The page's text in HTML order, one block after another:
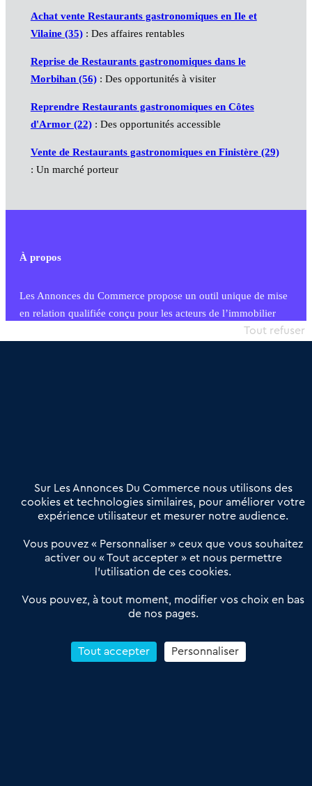
Achat vente Restaurants gastronomiques en Ile et
Vilaine (35): Des affaires rentables
Reprise de Restaurants gastronomiques dans le
Morbihan (56): Des opportunités à visiter
Reprendre Restaurants gastronomiques en Côtes
d'Armor (22): Des opportunités accessible
Vente de Restaurants gastronomiques en Finistère (29)
: Un marché porteur
À propos
Les Annonces du Commerce propose un outil unique de mise
en relation qualifiée conçu pour les acteurs de l’immobilier
commercial et les collectivités territoriales, simple et intégrant
Offres Pro
Actualités
Qui sommes nous ?
Derniers articles
Réseau 3C : un partenaire national dédié aux transactions
Petitscommerces : Un partenariat au service du commerce de
proximité et des territoires
Reprendre un Restaurant Rapide
Sur Les Annonces Du Commerce nous utilisons des
cookies et technologies similaires, pour améliorer votre
expérience utilisateur et mesurer notre audience.
Vous pouvez « Personnaliser » ceux que vous souhaitez
activer ou « Tout accepter » et nous permettre
l’utilisation de ces cookies.
Vous pouvez, à tout moment, modifier vos choix en bas
de nos pages.
Tout accepter
Tout refuser
Personnaliser